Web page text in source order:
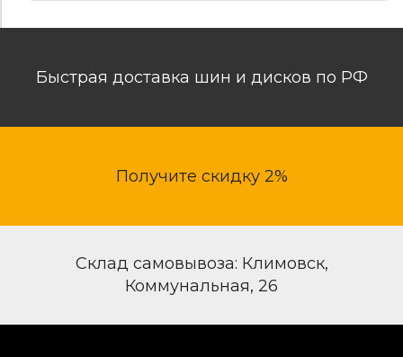
Быстрая доставка шин и дисков по РФ
Получите скидку 2%
Склад самовывоза: Климовск,
Коммунальная, 26